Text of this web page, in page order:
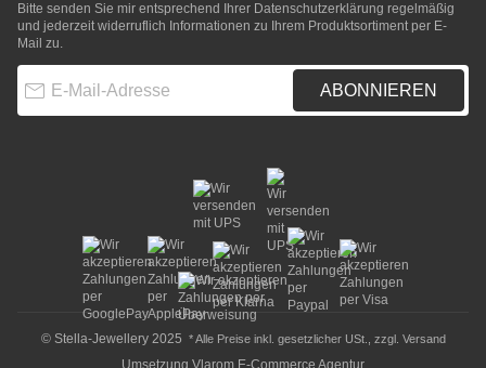
Bitte senden Sie mir entsprechend Ihrer Datenschutzerklärung regelmäßig
und jederzeit widerruflich Informationen zu Ihrem Produktsortiment per E-
Mail zu.
ABONNIEREN
© Stella-Jewellery 2025 * Alle Preise inkl. gesetzlicher USt., zzgl. Versand
Umsetzung Vlarom E-Commerce Agentur